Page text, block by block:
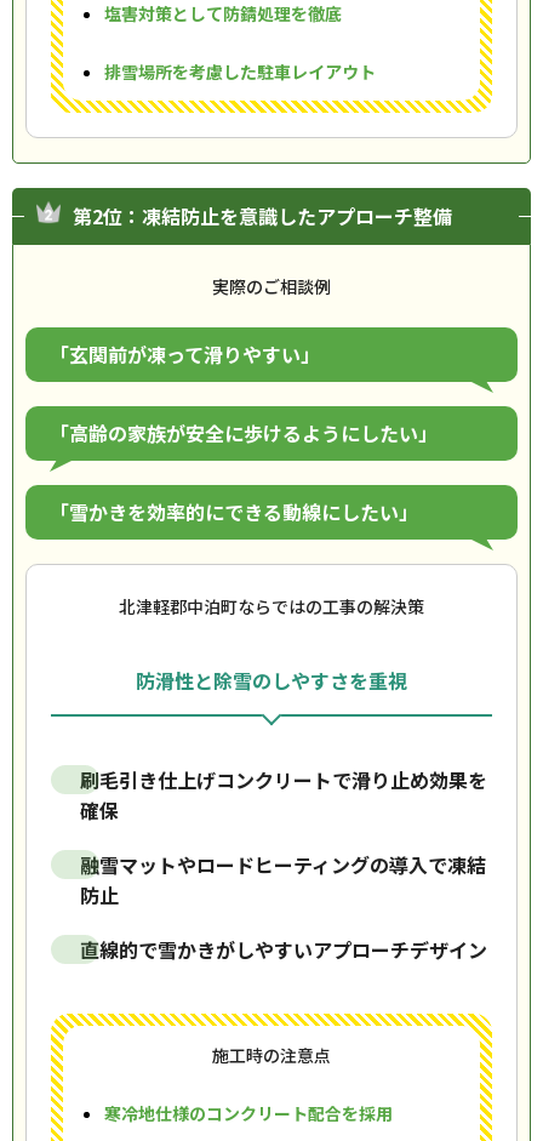
塩害対策として防錆処理を徹底
排雪場所を考慮した駐車レイアウト
第2位：凍結防止を意識したアプローチ整備
実際のご相談例
「玄関前が凍って滑りやすい」
「高齢の家族が安全に歩けるようにしたい」
「雪かきを効率的にできる動線にしたい」
北津軽郡中泊町ならではの工事の解決策
防滑性と除雪のしやすさを重視
刷毛引き仕上げコンクリートで滑り止め効果を
確保
融雪マットやロードヒーティングの導入で凍結
防止
直線的で雪かきがしやすいアプローチデザイン
施工時の注意点
寒冷地仕様のコンクリート配合を採用